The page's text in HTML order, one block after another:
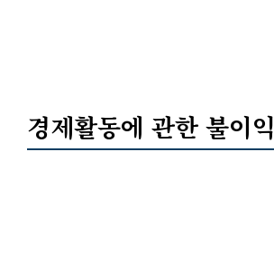
경제활동에 관한 불이익